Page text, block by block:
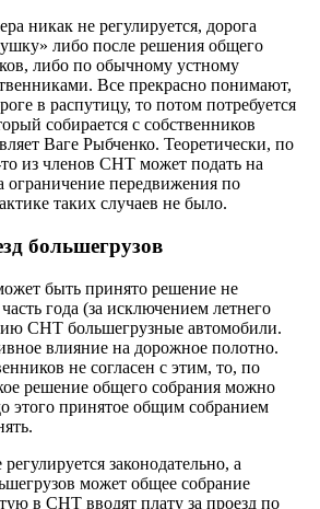
никак не регулируется, дорога
либо после решения общего
либо по обычному устному
Все прекрасно понимают,
в распутицу, то потом потребуется
собирается с собственников
Ваге Рыбченко. Теоретически, по
то из членов СНТ может подать на
ограничение передвижения по
таких случаев не было.
большегрузов
быть принято решение не
года (за исключением летнего
СНТ большегрузные автомобили.
влияние на дорожное полотно.
не согласен с этим, то, по
решение общего собрания можно
этого принятое общим собранием
законодательно, а
может общее собрание
в СНТ вводят плату за проезд по